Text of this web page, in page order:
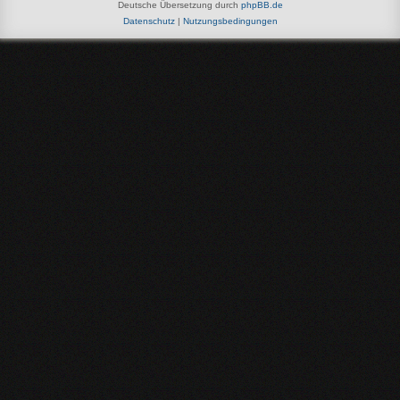
Deutsche Übersetzung durch phpBB.de
Datenschutz| Nutzungsbedingungen